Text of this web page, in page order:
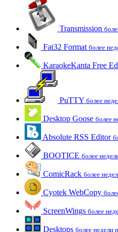
Transmission
Fat32 Format более
KaraokeKanta Free
PuTTY более
Desktop Goose более
Absolute RSS Editor
BOOTICE более
ComicRack более
Cyotek WebCopy
ScreenWings более
Desktops более недели